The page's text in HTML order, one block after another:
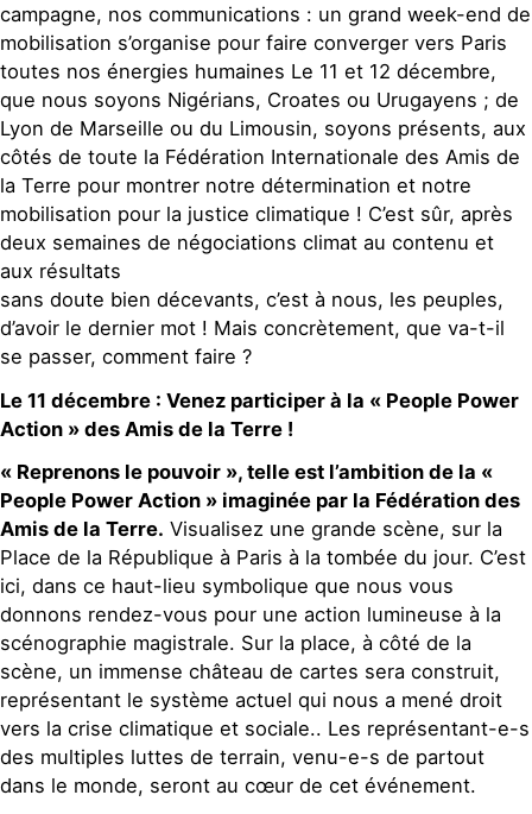
campagne, nos communications : un grand week-end de
mobilisation s’organise pour faire converger vers Paris
toutes nos énergies humaines Le 11 et 12 décembre,
que nous soyons Nigérians, Croates ou Urugayens ; de
Lyon de Marseille ou du Limousin, soyons présents, aux
côtés de toute la Fédération Internationale des Amis de
la Terre pour montrer notre détermination et notre
mobilisation pour la justice climatique ! C’est sûr, après
deux semaines de négociations climat au contenu et
aux résultats
sans doute bien décevants, c’est à nous, les peuples,
d’avoir le dernier mot ! Mais concrètement, que va-t-il
se passer, comment faire ?
Le 11 décembre : Venez participer à la « People Power
Action » des Amis de la Terre !
« Reprenons le pouvoir », telle est l’ambition de la «
People Power Action » imaginée par la Fédération des
Amis de la Terre. Visualisez une grande scène, sur la
Place de la République à Paris à la tombée du jour. C’est
ici, dans ce haut-lieu symbolique que nous vous
donnons rendez-vous pour une action lumineuse à la
scénographie magistrale. Sur la place, à côté de la
scène, un immense château de cartes sera construit,
représentant le système actuel qui nous a mené droit
vers la crise climatique et sociale.. Les représentant-e-s
des multiples luttes de terrain, venu-e-s de partout
dans le monde, seront au cœur de cet événement.